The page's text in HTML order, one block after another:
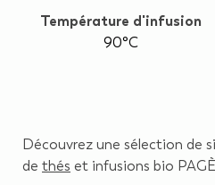
Découvrez une sélection de
de thés et infusions bio
Température d'infusion
90°C